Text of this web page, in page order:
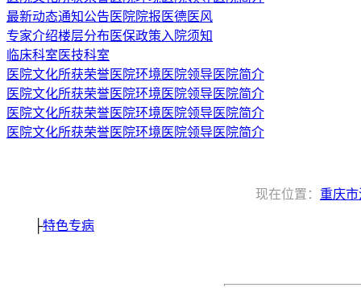
最新动态通知公告 医院院报 医德医风
专家介绍楼层分布 医保政策 入院须知
临床科室 医技科室
医院文化所获荣誉医院环境 医院领导医院简介
医院文化所获荣誉医院环境 医院领导医院简介
医院文化所获荣誉医院环境 医院领导医院简介
医院文化所获荣誉医院环境 医院领导医院简介
├特色专病
现在位置： 重庆